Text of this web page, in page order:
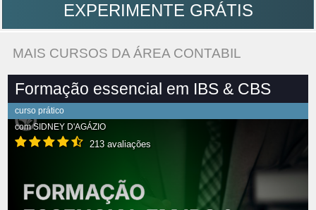
EXPERIMENTE GRÁTIS
MAIS CURSOS DA ÁREA CONTABIL
Formação essencial em IBS & CBS
curso prático
comSIDNEY D'AGÁZIO
213 avaliações